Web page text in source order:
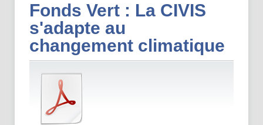
Fonds Vert : La CIVIS
s'adapte au
changement climatique